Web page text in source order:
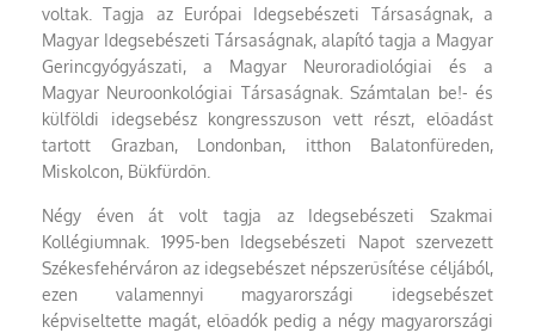
voltak. Tagja az Európai Idegsebészeti Társaságnak, a
Magyar Idegsebészeti Társaságnak, alapító tagja a Magyar
Gerincgyógyászati, a Magyar Neuroradiológiai és a
Magyar Neuroonkológiai Társaságnak. Számtalan be!- és
külföldi idegsebész kongresszuson vett részt, előadást
tartott Grazban, Londonban, itthon Balatonfüreden,
Miskolcon, Bükfürdőn.
Négy éven át volt tagja az Idegsebészeti Szakmai
Kollégiumnak. 1995-ben Idegsebészeti Napot szervezett
Székesfehérváron az idegsebészet népszerűsítése céljából,
ezen valamennyi magyarországi idegsebészet
képviseltette magát, előadók pedig a négy magyarországi